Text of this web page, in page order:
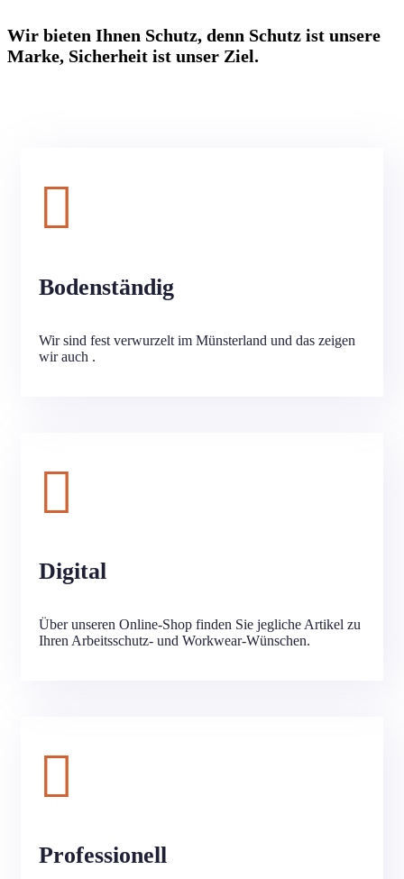
Wir bieten Ihnen Schutz, denn Schutz ist unsere
Marke, Sicherheit ist unser Ziel.
Bodenständig
Wir sind fest verwurzelt im Münsterland und das zeigen
wir auch .
Digital
Über unseren Online-Shop finden Sie jegliche Artikel zu
Ihren Arbeitsschutz- und Workwear-Wünschen.
Professionell